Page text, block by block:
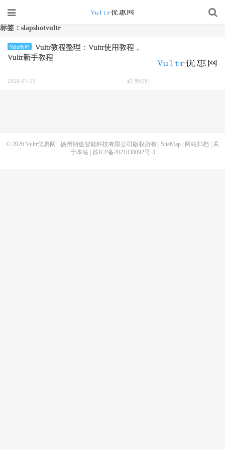
标签：slapshotvultr
Vultr教程
Vultr教程整理：Vultr使用教程，
Vultr新手教程
2020-07-19 赞(18)
© 2026 Vultr优惠网 扬州翎途智能科技有限公司版权所有 | SiteMap 网站归档
关
于本站| 苏ICP备2021038092号-3